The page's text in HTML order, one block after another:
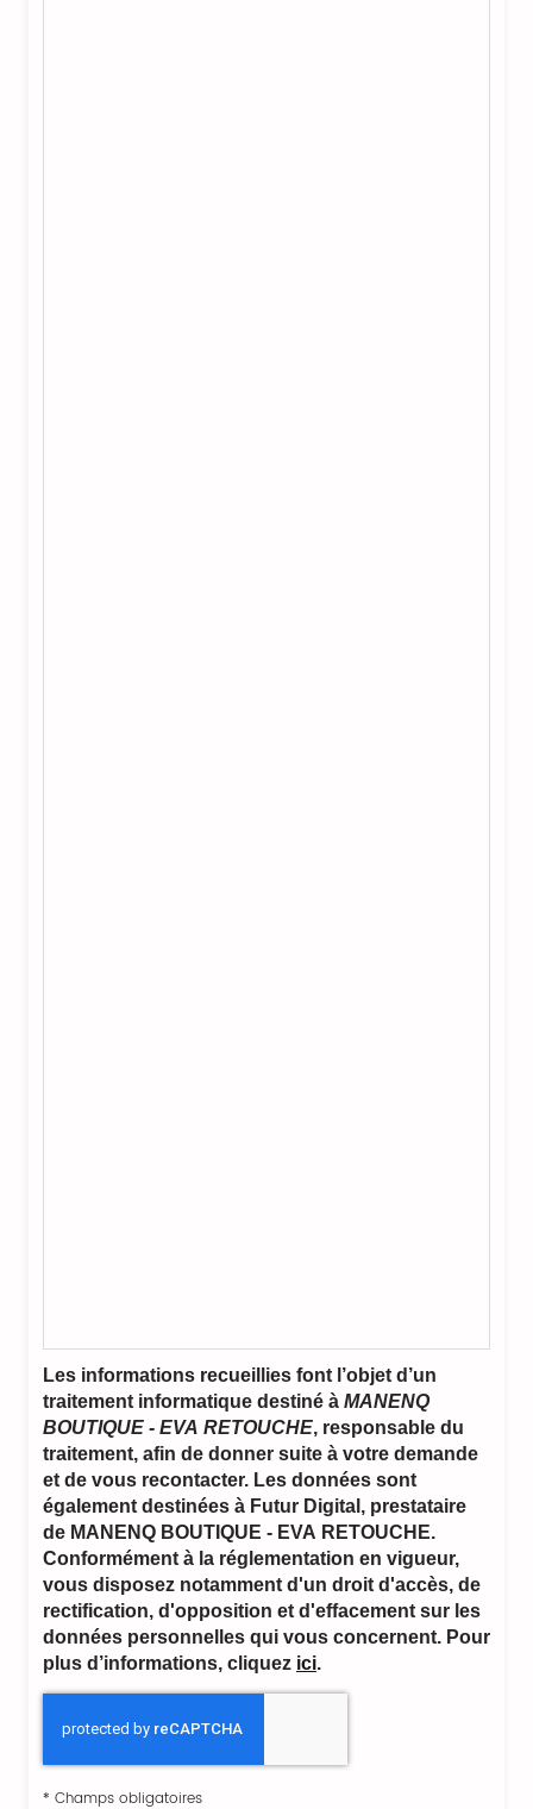
Les informations recueillies font l’objet d’un
traitement informatique destiné àMANENQ
BOUTIQUE - EVA RETOUCHE, responsable du
traitement, afin de donner suite à votre demande
et de vous recontacter. Les données sont
également destinées à Futur Digital, prestataire
de MANENQ BOUTIQUE - EVA RETOUCHE.
Conformément à la réglementation en vigueur,
vous disposez notamment d'un droit d'accès, de
rectification, d'opposition et d'effacement sur les
données personnelles qui vous concernent. Pour
plus d’informations, cliquez ici.
* Champs obligatoires